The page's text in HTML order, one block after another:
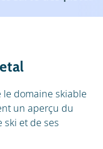
le domaine skiable
un aperçu du
ski et de ses